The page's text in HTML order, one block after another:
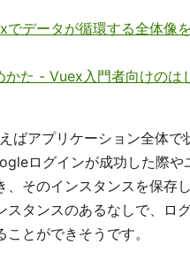
データが循環する全体像
かた - Vuex入門者向けのは
ばアプリケーション全体で
ログインが成功した際や
、そのインスタンスを保存
スタンスのあるなしで、ロ
とができそうです。